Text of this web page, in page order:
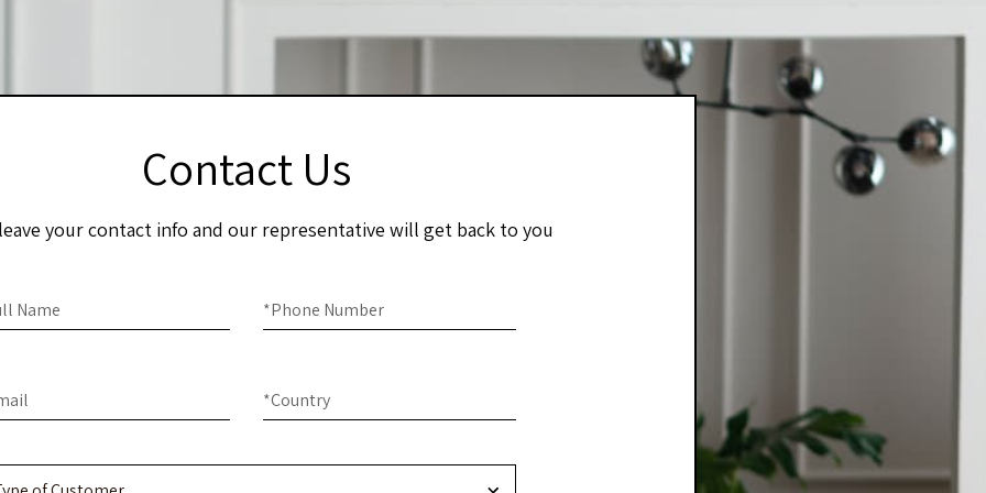
Contact Us
your contact info and our representative will get back to you
Name Phone Number
*
Country
*